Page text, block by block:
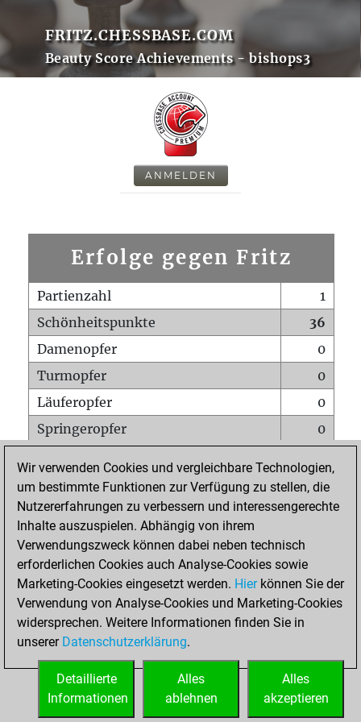
FRITZ.CHESSBASE.COM
Beauty Score Achievements - bishops3
ANMELDEN
Erfolge gegen Fritz
Partienzahl
1
Schönheitspunkte
36
Damenopfer
0
Turmopfer
0
Läuferopfer
0
Springeropfer
0
Matt auf vollem Brett
0
Bauer setzt Matt
0
Erstickte Matts
Unterverwandlungen
Türme auf der siebten
0
STARTSEITE
Wir verwenden Cookies und vergleichbare Technologien,
um bestimmte Funktionen zur Verfügung zu stellen, die
Nutzererfahrungen zu verbessern und interessengerechte
Inhalte auszuspielen. Abhängig von ihrem
Verwendungszweck können dabei neben technisch
erforderlichen Cookies auch Analyse-Cookies sowie
Marketing-Cookies eingesetzt werden. Hierkönnen Sie der
Verwendung von Analyse-Cookies und Marketing-Cookies
widersprechen. Weitere Informationen finden Sie in
unserer Datenschutzerklärung.
Alles
akzeptieren
Alles
ablehnen
Detaillierte
Informationen